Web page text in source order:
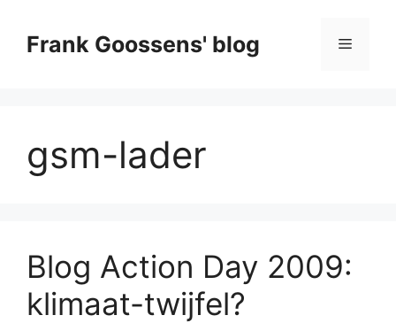
contentFrank Goossens' blog Menu
gsm-lader
Blog Action Day 2009:
klimaat-twijfel?